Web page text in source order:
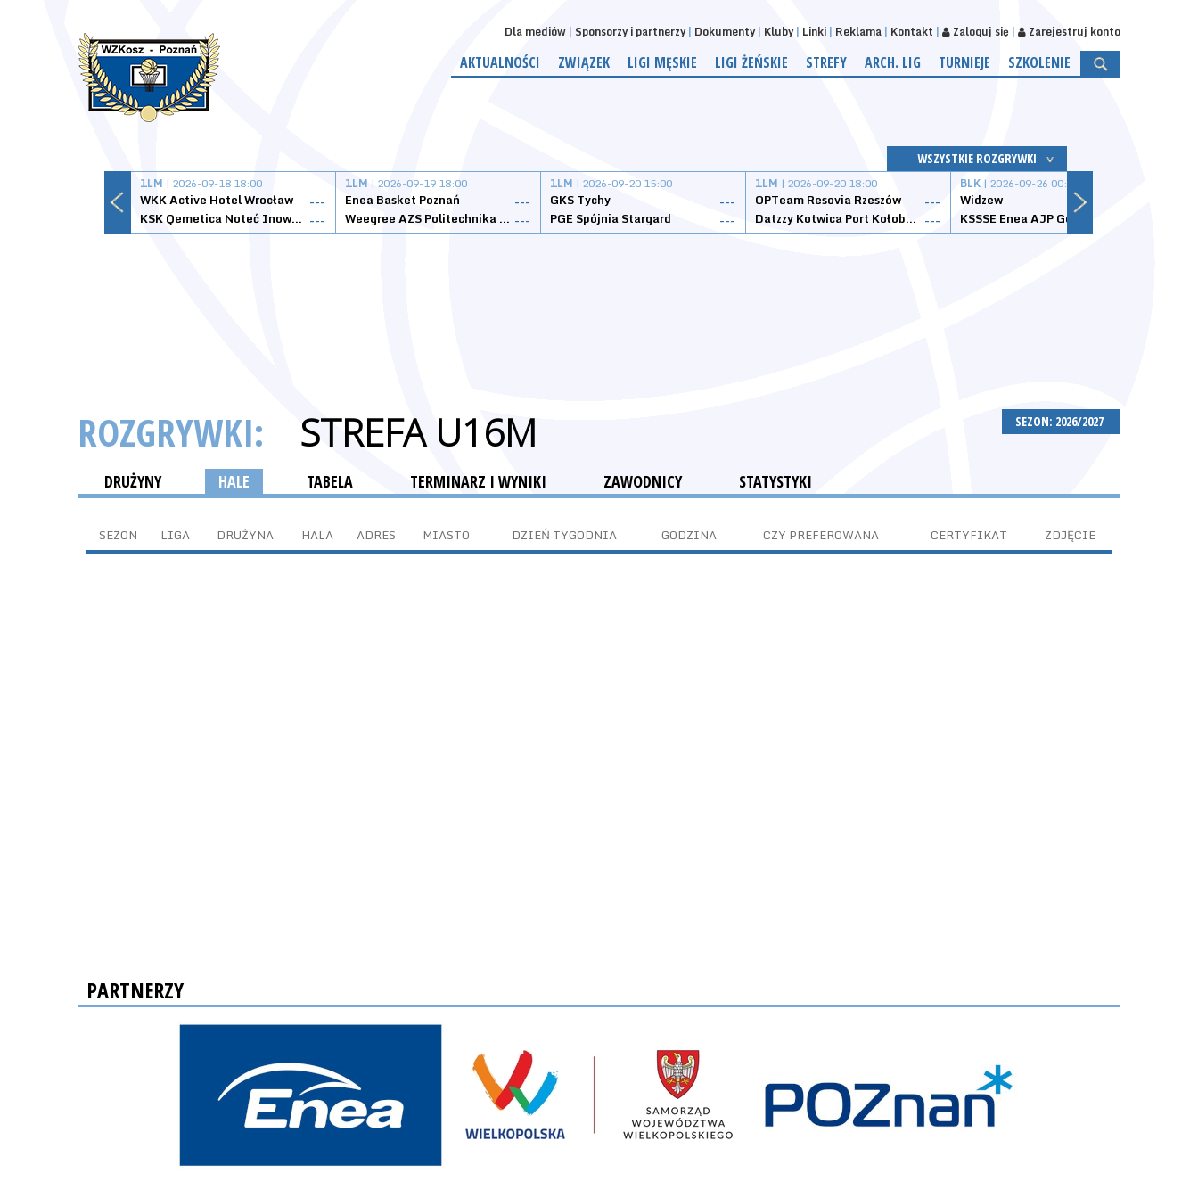
Dla mediów Sponsorzy i partnerzy Dokumenty Kluby Linki Reklama Kontakt Zaloguj się Zarejestruj konto
AKTUALNOŚCI ZWIĄZEK LIGI MĘSKIE LIGI ŻEŃSKIE STREFY ARCH. LIG TURNIEJE SZKOLENIE
WSZYSTKIE ROZGRYWKI
1LM | 2026-09-18 18:00
WKK Active Hotel Wrocław
---
KSK Qemetica Noteć Inowrocław ---
1LM | 2026-09-19 18:00
Enea Basket Poznań
---
Weegree AZS Politechnika Opolska ---
1LM | 2026-09-20 15:00
GKS Tychy
---
PGE Spójnia Stargard
---
1LM | 2026-09-20 18:00
OPTeam Resovia Rzeszów
---
Datzzy Kotwica Port Kołobrzeg ---
BLK | 2026-09-26 00:00
Widzew
SEZON: 2026/2027
ROZGRYWKI: STREFA U16M
DRUŻYNY HALE TABELA TERMINARZ I WYNIKI ZAWODNICY STATYSTYKI
SEZON LIGA DRUŻYNA HALA ADRES MIASTO DZIEŃ TYGODNIA GODZINA CZY PREFEROWANA CERTYFIKAT ZDJĘCIE
PARTNERZY